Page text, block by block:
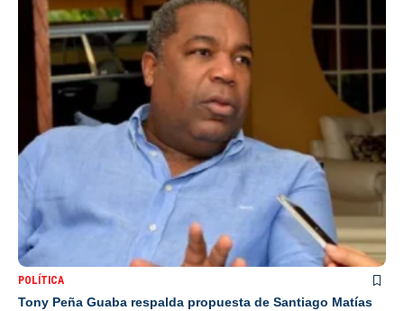
POLÍTICA
Tony Peña Guaba respalda propuesta de Santiago Matías